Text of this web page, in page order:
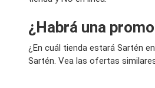
¿Habrá una
¿En cuál tienda estará Sartén
Sartén. Vea las ofertas